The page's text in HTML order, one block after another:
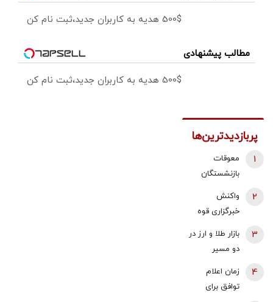
500$ هدیه به کاربران جدید،ثبت نام کن
مطالب پیشنهادی
500$ هدیه به کاربران جدید،ثبت نام کن
پربازدیدترین‌ها
معوقات
بازنشستگان
واریز می‌شود
1
واکنش
خبرگزاری قوه
ادعای نماینده
مجلس درباره
شیوه ردیابی و
ترور شهید
2
بازار طلا و ارز در
دو مسیر
عقب نشست،
طلا و سکه با
3
زمان اعلام
توافق برای
4